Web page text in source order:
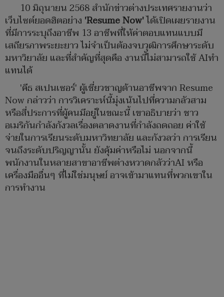
10 มิถุนายน 2568 สำนักข่าวต่างประเทศรายงานว่า
เว็บไซต์ยอดฮิตอย่าง 'Resume Now'ได้เปิดเผยรายงาน
ที่มีการระบุถึงอาชีพ 13 อาชีพที่ให้ค่าตอบแทนแบบมี
เสถียรภาพระยะยาว ไม่จำเป็นต้องจบวุฒิการศึกษาระดับ
มหาวิยาลัย และที่สำคัญที่สุดคือ งานนี้ไม่สามารถใช้ AIทำ
แทนได้
'คีธ สเปนเซอร์' ผู้เชี่ยวชาญด้านอาชีพจาก Resume
Now กล่าวว่า การวิเคราะห์นี้มุ่งเน้นไปที่ความกลัวสาม
หรือสี่ประการที่ผู้คนมีอยู่ในขณะนี้ เขาอธิบายว่า ชาว
อเมริกันกำลังกังวลเรื่องตลาดงานที่กำลังถดถอย ค่าใช้
จ่ายในการเรียนระดับมหาวิทยาลัย และกังวลว่า การเรียน
จนถึงระดับปริญญานั้น ยังคุ้มค่าหรือไม่ นอกจากนี้
พนักงานในหลายสาขาอาชีพต่างหวาดกลัวว่าAI หรือ
เครื่องมืออื่นๆ ที่ไม่ใช่มนุษย์ อาจเข้ามาแทนที่พวกเขาใน
การทำงาน